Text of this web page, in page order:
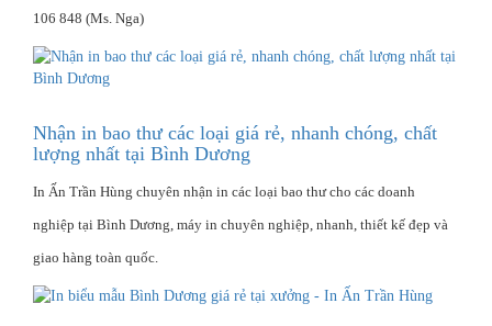
106 848 (Ms. Nga)
Nhận in bao thư các loại giá rẻ, nhanh chóng, chất
lượng nhất tại Bình Dương
In Ấn Trần Hùng chuyên nhận in các loại bao thư cho các doanh
nghiệp tại Bình Dương, máy in chuyên nghiệp, nhanh, thiết kế đẹp và
giao hàng toàn quốc.